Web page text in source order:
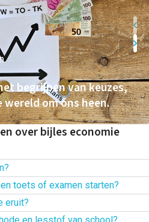
ons
neurofeedback | HSP
Brugklas kickstart |
voorbereiding voor de
middelbare school
Slimmer leren met AI (VO)
| masterclass
Rekenen
Spelling
Technisch lezen
Begrijpend lezen
Intelligentie
Leerstrategieën
Beroepskeuzetest
begrijpen van keuzes,
om ons heen.
over bijles economie
een duidelijke vraag of een
meestal geschikt wanneer je
toets of examen starten?
is. We richten de lessen dan
eruit?
en lesstof van school?